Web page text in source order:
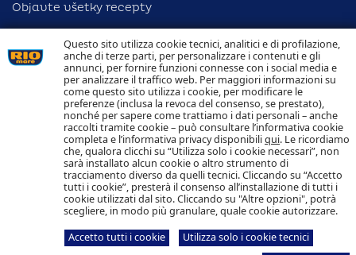
Questo sito utilizza cookie tecnici, analitici e di profilazione,
anche di terze parti, per personalizzare i contenuti e gli
annunci, per fornire funzioni connesse con i social media e
per analizzare il traffico web. Per maggiori informazioni su
come questo sito utilizza i cookie, per modificare le
preferenze (inclusa la revoca del consenso, se prestato),
nonché per sapere come trattiamo i dati personali – anche
raccolti tramite cookie – può consultare l’informativa cookie
completa e l’informativa privacy disponibiliqui. Le ricordiamo
che, qualora clicchi su “Utilizza solo i cookie necessari”, non
sarà installato alcun cookie o altro strumento di
tracciamento diverso da quelli tecnici. Cliccando su “Accetto
tutti i cookie”, presterà il consenso all’installazione di tutti i
cookie utilizzati dal sito. Cliccando su "Altre opzioni", potrà
scegliere, in modo più granulare, quale cookie autorizzare.
Accetto tutti i cookie
Utilizza solo i cookie tecnici
Objavte všetky recepty
ZODPOVEDNOSŤ
DOHĽADATEĽNOSŤ
KONTAKTUJTE NÁS
NAKLADANIE S COOKIES OCHRANA OSOBNÝCH
ÚDAJOV
Sledujte nás
Bolton Czechia, spol. s r.o.
Karpatské námestie 10A
831 06 Bratislava